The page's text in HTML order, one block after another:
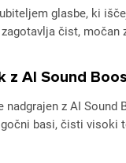
glasbe, ki
čist, močan
z AI Sound
nadgrajen z AI
basi, čisti visoki